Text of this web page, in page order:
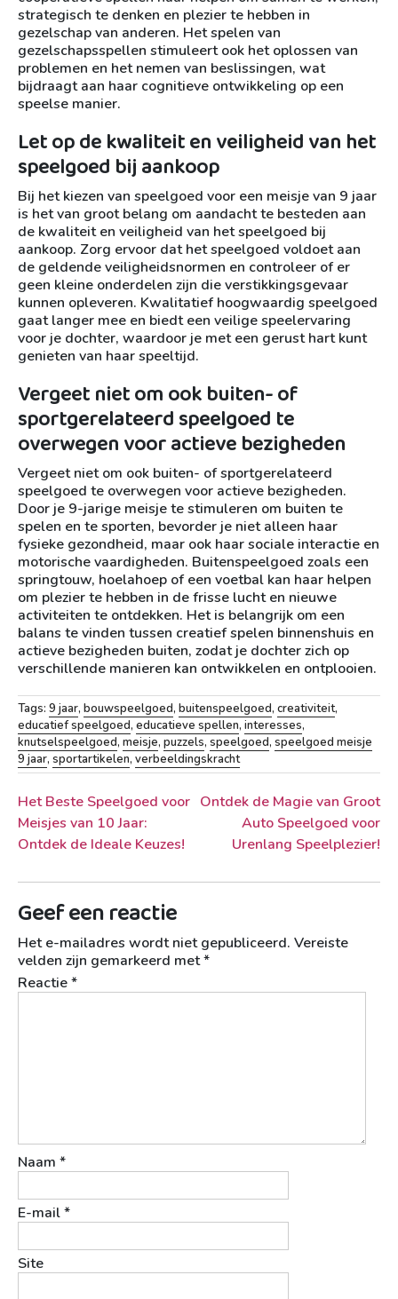
strategisch te denken en plezier te hebben in
gezelschap van anderen. Het spelen van
gezelschapsspellen stimuleert ook het oplossen van
problemen en het nemen van beslissingen, wat
bijdraagt aan haar cognitieve ontwikkeling op een
speelse manier.
Let op de kwaliteit en veiligheid van het
speelgoed bij aankoop
Bij het kiezen van speelgoed voor een meisje van 9 jaar
is het van groot belang om aandacht te besteden aan
de kwaliteit en veiligheid van het speelgoed bij
aankoop. Zorg ervoor dat het speelgoed voldoet aan
de geldende veiligheidsnormen en controleer of er
geen kleine onderdelen zijn die verstikkingsgevaar
kunnen opleveren. Kwalitatief hoogwaardig speelgoed
gaat langer mee en biedt een veilige speelervaring
voor je dochter, waardoor je met een gerust hart kunt
genieten van haar speeltijd.
Vergeet niet om ook buiten- of
sportgerelateerd speelgoed te
overwegen voor actieve bezigheden
Vergeet niet om ook buiten- of sportgerelateerd
speelgoed te overwegen voor actieve bezigheden.
Door je 9-jarige meisje te stimuleren om buiten te
spelen en te sporten, bevorder je niet alleen haar
fysieke gezondheid, maar ook haar sociale interactie en
motorische vaardigheden. Buitenspeelgoed zoals een
springtouw, hoelahoep of een voetbal kan haar helpen
om plezier te hebben in de frisse lucht en nieuwe
activiteiten te ontdekken. Het is belangrijk om een
balans te vinden tussen creatief spelen binnenshuis en
actieve bezigheden buiten, zodat je dochter zich op
verschillende manieren kan ontwikkelen en ontplooien.
Tags: 9 jaar, bouwspeelgoed, buitenspeelgoed, creativiteit,
educatief speelgoed, educatieve spellen, interesses,
knutselspeelgoed, meisje, puzzels, speelgoed, speelgoed meisje
9 jaar, sportartikelen, verbeeldingskracht
Berichtnavigatie
Het Beste Speelgoed voor
Meisjes van 10 Jaar:
Ontdek de Ideale Keuzes!
Ontdek de Magie van Groot
Auto Speelgoed voor
Urenlang Speelplezier!
Geef een reactie
Het e-mailadres wordt niet gepubliceerd. Vereiste
velden zijn gemarkeerd met*
Reactie*
Naam *
E-mail*
Site